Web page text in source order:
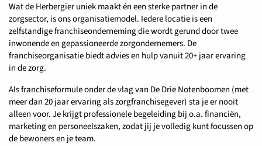
Wat de Herbergier uniek maakt én een sterke partner in de
zorgsector, is ons organisatiemodel. Iedere locatie is een
zelfstandige franchiseonderneming die wordt gerund door twee
inwonende en gepassioneerde zorgondernemers. De
franchiseorganisatie biedt advies en hulp vanuit 20+ jaar ervaring
in de zorg.
Als franchiseformule onder de vlag van De Drie Notenboomen (met
meer dan 20 jaar ervaring als zorgfranchisegever) sta je er nooit
alleen voor. Je krijgt professionele begeleiding bij o.a. financiën,
marketing en personeelszaken, zodat jij je volledig kunt focussen op
de bewoners en je team.